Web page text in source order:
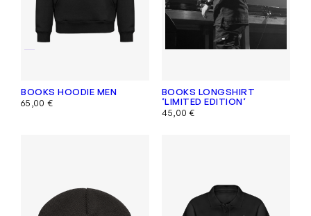
BOOKS HOODIE MEN
65,00 €
BOOKS LONGSHIRT
‘LIMITED EDITION‘
45,00€